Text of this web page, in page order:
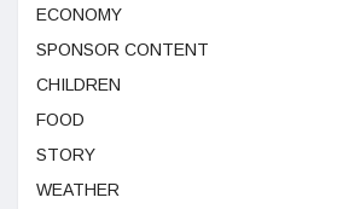
ECONOMY
SPONSOR CONTENT
CHILDREN
FOOD
STORY
WEATHER